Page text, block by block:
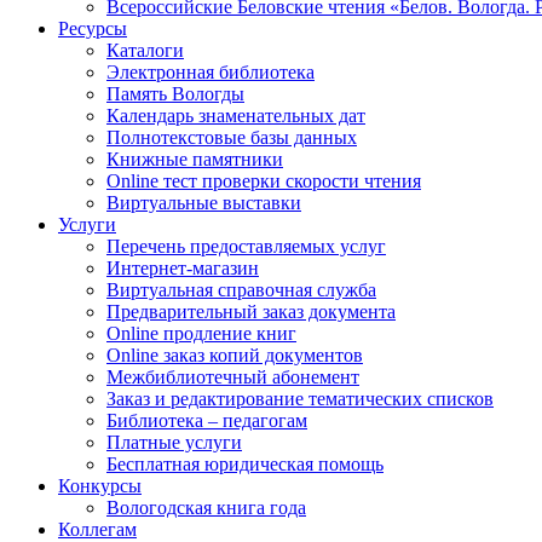
Всероссийские Беловские чтения «Белов. Вологда.
Ресурсы
Каталоги
Электронная библиотека
Память Вологды
Календарь знаменательных дат
Полнотекстовые базы данных
Книжные памятники
Online тест проверки скорости чтения
Виртуальные выставки
Услуги
Перечень предоставляемых услуг
Интернет-магазин
Виртуальная справочная служба
Предварительный заказ документа
Online продление книг
Online заказ копий документов
Межбиблиотечный абонемент
Заказ и редактирование тематических списков
Библиотека – педагогам
Платные услуги
Бесплатная юридическая помощь
Конкурсы
Вологодская книга года
Коллегам